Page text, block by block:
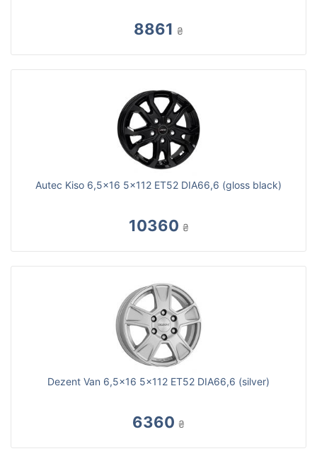
8861 ₴
Autec Kiso 6,5x16 5x112 ET52 DIA66,6 (gloss black)
10360 ₴
Dezent Van 6,5x16 5x112 ET52 DIA66,6 (silver)
6360 ₴